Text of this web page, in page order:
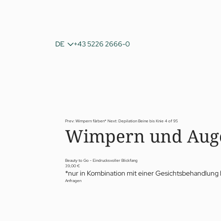
DE
IT
EN
+43 5226 2666-0
Prev: Wimpern färben* Next: Depilation Beine bis Knie 4 of 95
Wimpern und
Beauty to Go - Eindrucksvoller Blickfang
39,00 €
*nur in Kombination mit einer Gesichtsbehandlung
Anfragen